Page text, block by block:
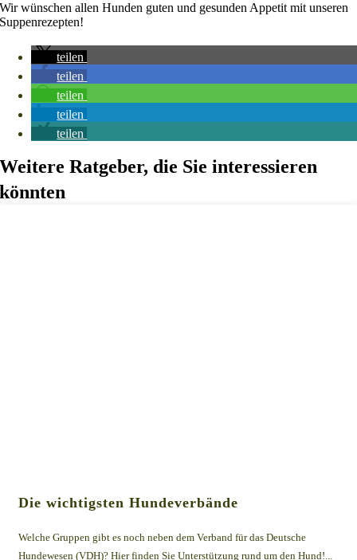
Wir wünschen allen Hunden guten und gesunden Appetit mit unseren
Suppenrezepten!
teilen
teilen
teilen
teilen
teilen
Weitere Ratgeber, die Sie interessieren
könnten
Die wichtigsten Hundeverbände
Welche Gruppen gibt es noch neben dem Verband für das Deutsche
Hundewesen (VDH)? Hier finden Sie Unterstützung rund um den Hund!...